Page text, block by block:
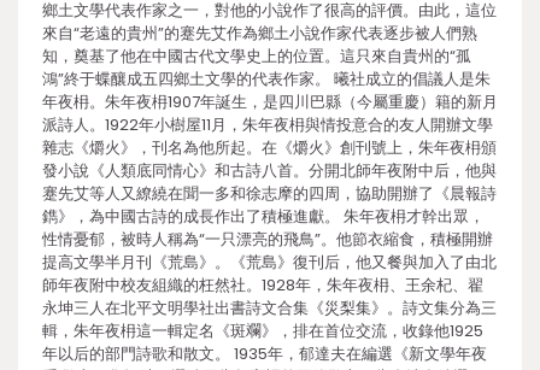
鄉土文學代表作家之一，對他的小說作了很高的評價。由此，這位
來自“老遠的貴州”的蹇先艾作為鄉土小說作家代表逐步被人們熟
知，奠基了他在中國古代文學史上的位置。這只來自貴州的“孤
鴻”終于蝶釀成五四鄉土文學的代表作家。 曦社成立的倡議人是朱
年夜枏。朱年夜枏1907年誕生，是四川巴縣（今屬重慶）籍的新月
派詩人。1922年小樹屋11月，朱年夜枏與情投意合的友人開辦文學
雜志《爝火》，刊名為他所起。在《爝火》創刊號上，朱年夜枏頒
發小說《人類底同情心》和古詩八首。分開北師年夜附中后，他與
蹇先艾等人又繚繞在聞一多和徐志摩的四周，協助開辦了《晨報詩
鐫》，為中國古詩的成長作出了積極進獻。 朱年夜枏才幹出眾，
性情憂郁，被時人稱為“一只漂亮的飛鳥”。他節衣縮食，積極開辦
提高文學半月刊《荒島》。《荒島》復刊后，他又餐與加入了由北
師年夜附中校友組織的枉然社。1928年，朱年夜枏、王余杞、翟
永坤三人在北平文明學社出書詩文合集《災梨集》。詩文集分為三
輯，朱年夜枏這一輯定名《斑斕》，排在首位交流，收錄他1925
年以后的部門詩歌和散文。 1935年，郁達夫在編選《新文學年夜